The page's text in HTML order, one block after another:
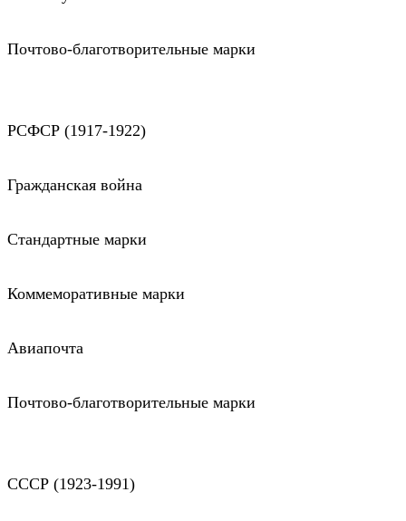
Почтово-благотворительные марки
РСФСР (1917-1922)
Гражданская война
Стандартные марки
Коммеморативные марки
Авиапочта
Почтово-благотворительные марки
СССР (1923-1991)